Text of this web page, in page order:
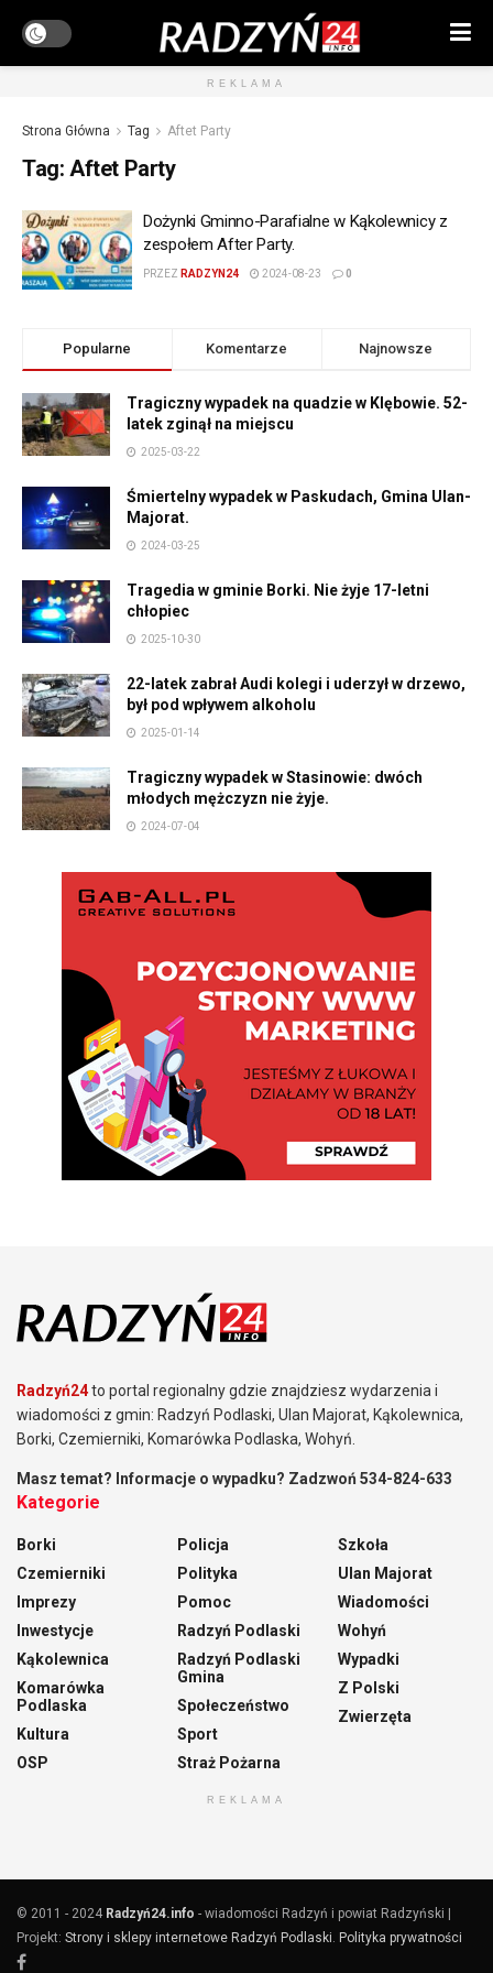
REKLAMA
Strona Główna Tag Aftet Party
Tag: Aftet Party
Dożynki Gminno-Parafialne w Kąkolewnicy z
zespołem After Party.
PRZEZ RADZYN24 2024-08-23 0
Popularne Komentarze Najnowsze
Tragiczny wypadek na quadzie w Klębowie. 52-
latek zginął na miejscu
2025-03-22
Śmiertelny wypadek w Paskudach, Gmina Ulan-
Majorat.
2024-03-25
Tragedia w gminie Borki. Nie żyje 17-letni
chłopiec
2025-10-30
22-latek zabrał Audi kolegi i uderzył w drzewo,
był pod wpływem alkoholu
2025-01-14
Tragiczny wypadek w Stasinowie: dwóch
młodych mężczyzn nie żyje.
2024-07-04
Radzyń24to portal regionalny gdzie znajdziesz wydarzenia i
wiadomości z gmin: Radzyń Podlaski, Ulan Majorat, Kąkolewnica,
Borki, Czemierniki, Komarówka Podlaska, Wohyń.
Masz temat? Informacje o wypadku? Zadzwoń 534-824-633
Kategorie
Borki
Czemierniki
Imprezy
Inwestycje
Kąkolewnica
Komarówka
Podlaska
Kultura
OSP
Policja
Polityka
Pomoc
Radzyń Podlaski
Radzyń Podlaski
Gmina
Społeczeństwo
Sport
Straż Pożarna
Szkoła
Ulan Majorat
Wiadomości
Wohyń
Wypadki
Z Polski
Zwierzęta
REKLAMA
© 2011 - 2024 Radzyń24.info - wiadomości Radzyń i powiat Radzyński |
Projekt: Strony i sklepy internetowe Radzyń Podlaski Polityka prywatności